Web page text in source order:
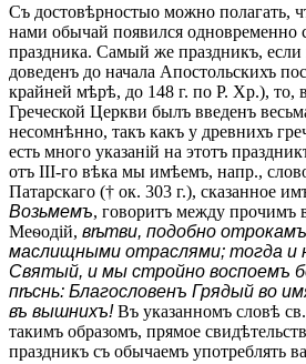
Съ достовѣрностыо можно полагать,
нами обычай появился одновременно
праздника. Самый же праздникъ,
доведенъ до начала Апостольскихъ
крайней мѣрѣ, до 148 г. по Р. Хр.), то,
Греческой Церкви былъ введенъ
несомнѣнно, такъ какъ у древнихъ
есть много указаній на этотъ
отъ ІІІ-го вѣка мы имѣемъ, напр.,
Патарскаго († ок. 303 г.), сказанное
Возьмемъ, говоритъ между прочимъ
Меѳодій, вѣтви, подобно
маслищными отраслями; тогда и
Святый, и мы стройно воспоемъ
пѣснь: Благословенъ Грядый во
въ вышнихъ!Въ указанномъ словѣ
такимъ образомъ, прямое
праздникъ съ обычаемъ употреблять